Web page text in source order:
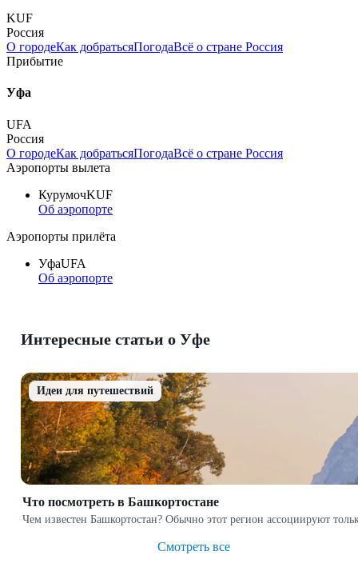
KUF
Россия
О городеКак добратьсяПогодаВсё о стране Россия
Прибытие
Уфа
UFA
Россия
О городеКак добратьсяПогодаВсё о стране Россия
Аэропорты вылета
КурумочKUF
Об аэропорте
Аэропорты прилёта
УфаUFA
Об аэропорте
Интересные статьи о Уфе
Идеи для путешествий
Что посмотреть в Башкортостане
Чем известен Башкортостан? Обычно этот регион ассоциируют
Смотреть все